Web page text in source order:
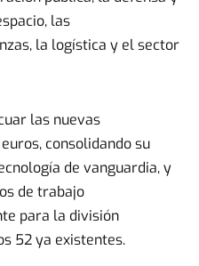
las
la logística y el sector
las nuevas
consolidando su
de vanguardia, y
de trabajo
para la división
52 ya existentes.